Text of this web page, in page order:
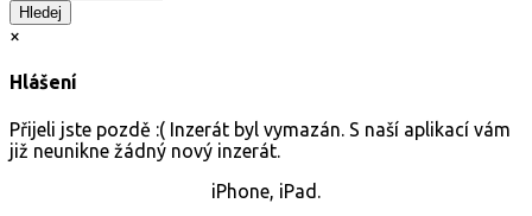
Hledej
×
Hlášení
Přijeli jste pozdě :( Inzerát byl vymazán. S naší aplikací vám
již neunikne žádný nový inzerát.
iPhone, iPad.